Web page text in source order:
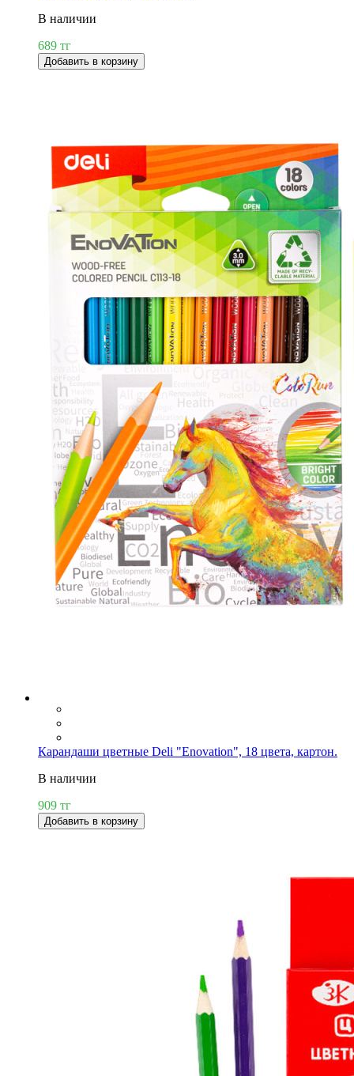
В наличии
689 тг
Добавить в корзину
Карандаши цветные Deli "Enovation", 18 цвета, картон.
В наличии
909 тг
Добавить в корзину